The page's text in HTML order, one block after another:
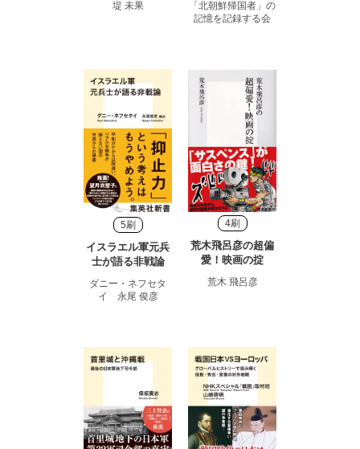
堤 未果
「北朝鮮帰国者」の
記憶を記録する会
5刷
イスラエル軍元兵
士が語る非戦論
ダニー・ネフセタ
イ 永尾 俊彦
4刷
荒木飛呂彦の超偏
愛！映画の掟
荒木 飛呂彦